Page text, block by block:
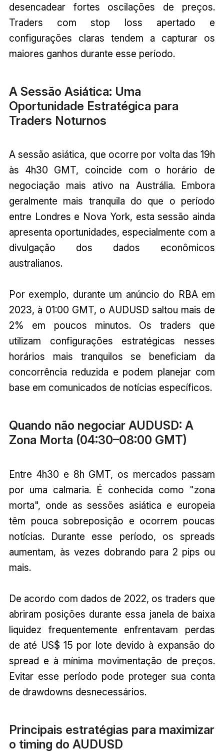
desencadear fortes oscilações de preços.
Traders com stop loss apertado e
configurações claras tendem a capturar os
maiores ganhos durante esse período.
A Sessão Asiática: Uma
Oportunidade Estratégica para
Traders Noturnos
A sessão asiática, que ocorre por volta das 19h
às 4h30 GMT, coincide com o horário de
negociação mais ativo na Austrália. Embora
geralmente mais tranquila do que o período
entre Londres e Nova York, esta sessão ainda
apresenta oportunidades, especialmente com a
divulgação dos dados econômicos
australianos.
Por exemplo, durante um anúncio do RBA em
2023, à 01:00 GMT, o AUDUSD saltou mais de
2% em poucos minutos. Os traders que
utilizam configurações estratégicas nesses
horários mais tranquilos se beneficiam da
concorrência reduzida e podem planejar com
base em comunicados de notícias específicos.
Quando não negociar AUDUSD: A
Zona Morta (04:30–08:00 GMT)
Entre 4h30 e 8h GMT, os mercados passam
por uma calmaria. É conhecida como "zona
morta", onde as sessões asiática e europeia
têm pouca sobreposição e ocorrem poucas
notícias. Durante esse período, os spreads
aumentam, às vezes dobrando para 2 pips ou
mais.
De acordo com dados de 2022, os traders que
abriram posições durante essa janela de baixa
liquidez frequentemente enfrentavam perdas
de até US$ 15 por lote devido à expansão do
spread e à mínima movimentação de preços.
Evitar esse período pode proteger sua conta
de drawdowns desnecessários.
Principais estratégias para maximizar
o timing do AUDUSD